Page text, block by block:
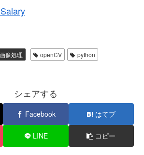
像処理 openCV
python
シェアする
Facebook はてブ
LINE コピー